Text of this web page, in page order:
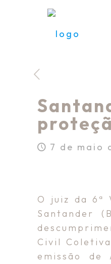
7 de maio
O juiz da 6ª
Santander
Civil
emissão de